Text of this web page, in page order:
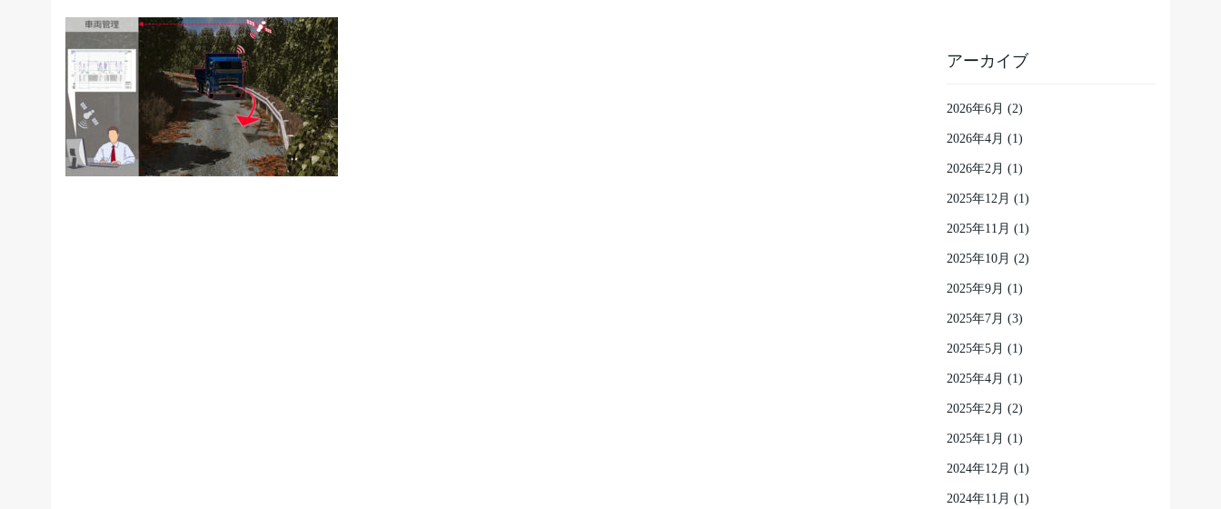
アーカイブ
2026年6月 (2)
2026年4月 (1)
2026年2月 (1)
2025年12月 (1)
2025年11月 (1)
2025年10月 (2)
2025年9月 (1)
2025年7月 (3)
2025年5月 (1)
2025年4月 (1)
2025年2月 (2)
2025年1月 (1)
2024年12月 (1)
2024年11月 (1)